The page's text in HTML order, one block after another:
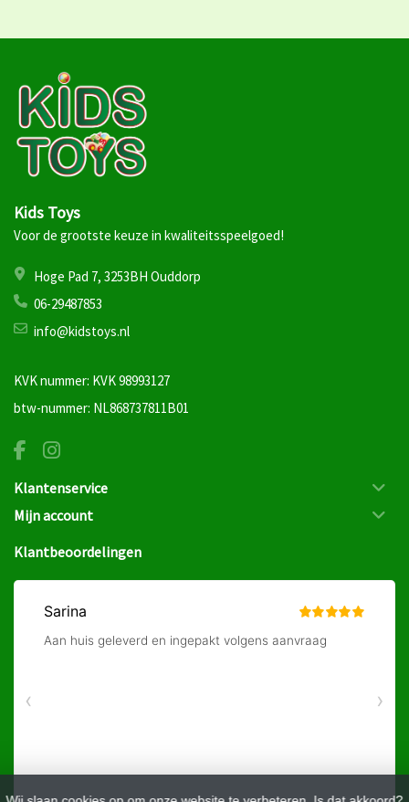
Kids Toys
Voor de grootste keuze in kwaliteitsspeelgoed!
Hoge Pad 7, 3253BH Ouddorp
06-29487853
info@kidstoys.nl
KVK nummer: KVK 98993127
btw-nummer: NL868737811B01
Klantenservice
Mijn account
Klantbeoordelingen